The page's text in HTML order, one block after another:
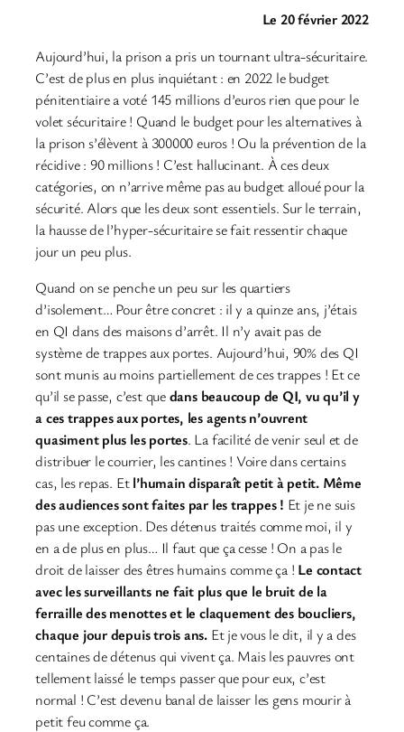
Le 20 février 2022
Aujourd’hui, la prison a pris un tournant ultra-sécuritaire.
C’est de plus en plus inquiétant : en 2022 le budget
pénitentiaire a voté 145 millions d’euros rien que pour le
volet sécuritaire ! Quand le budget pour les alternatives à
la prison s’élèvent à 300000 euros ! Ou la prévention de la
récidive : 90 millions ! C’est hallucinant. À ces deux
catégories, on n’arrive même pas au budget alloué pour la
sécurité. Alors que les deux sont essentiels. Sur le terrain,
la hausse de l’hyper-sécuritaire se fait ressentir chaque
jour un peu plus.
Quand on se penche un peu sur les quartiers
d’isolement… Pour être concret : il y a quinze ans, j’étais
en QI dans des maisons d’arrêt. Il n’y avait pas de
système de trappes aux portes. Aujourd’hui, 90% des QI
sont munis au moins partiellement de ces trappes ! Et ce
qu’il se passe, c’est quedans beaucoup de QI, vu qu’il y
a ces trappes aux portes, les agents n’ouvrent
quasiment plus les portes. La facilité de venir seul et de
distribuer le courrier, les cantines ! Voire dans certains
cas, les repas. Etl’humain disparaît petit à petit. Même
des audiences sont faites par les trappes ! Et je ne suis
pas une exception. Des détenus traités comme moi, il y
en a de plus en plus… Il faut que ça cesse ! On a pas le
droit de laisser des êtres humains comme ça ! Le contact
avec les surveillants ne fait plus que le bruit de la
ferraille des menottes et le claquement des boucliers,
chaque jour depuis trois ans.Et je vous le dit, il y a des
centaines de détenus qui vivent ça. Mais les pauvres ont
tellement laissé le temps passer que pour eux, c’est
normal ! C’est devenu banal de laisser les gens mourir à
petit feu comme ça.